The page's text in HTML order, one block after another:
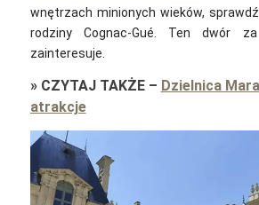
wnętrzach minionych wieków,
rodziny Cognac-Gué. Ten dwór
zainteresuje.
» CZYTAJ TAKŻE– Dzielnica
atrakcje